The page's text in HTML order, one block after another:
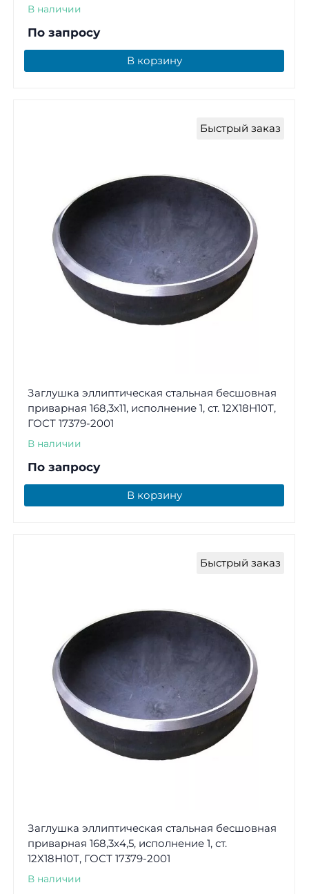
В наличии
По запросу
В корзину
Быстрый заказ
Заглушка эллиптическая стальная бесшовная
приварная 168,3х11, исполнение 1, ст. 12Х18Н10Т,
ГОСТ 17379-2001
В наличии
По запросу
В корзину
Быстрый заказ
Заглушка эллиптическая стальная бесшовная
приварная 168,3х4,5, исполнение 1, ст.
12Х18Н10Т, ГОСТ 17379-2001
В наличии